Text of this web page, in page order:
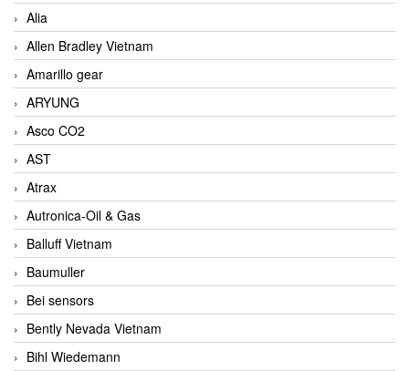
Alia
Allen Bradley Vietnam
Amarillo gear
ARYUNG
Asco CO2
AST
Atrax
Autronica-Oil & Gas
Balluff Vietnam
Baumuller
Bei sensors
Bently Nevada Vietnam
Bihl Wiedemann